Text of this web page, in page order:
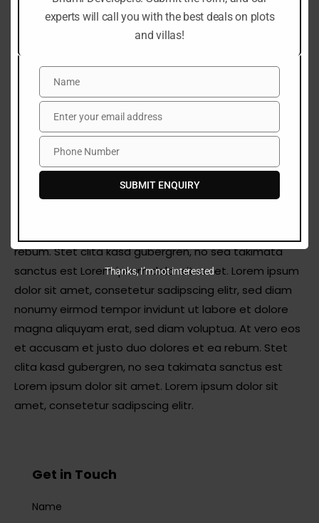
sea takimata sanctus est Lorem ipsum dolor sit amet.
rebum. Stet clita kasd gubergren, no sea takimata
sanctus est Lorem ipsum dolor sit amet. Lorem ipsum
dolor sit amet, consetetur sadipscing elitr, sed diam
nonumy eirmod tempor invidunt ut labore et dolore
magna aliquyam erat, sed diam voluptua. At vero eos
et accusam et justo duo dolores et ea rebum. Stet
clita kasd gubergren, no sea takimata sanctus est
Lorem ipsum dolor sit amet. Lorem ipsum dolor sit
amet, consetetur sadipscing elitr.
Get in Touch
experts will call you with the best deals on plots
and villas!
Name
Name
Email
Enter your email address
Phone
Phone Number
SUBMIT ENQUIRY
Thanks, I’m not interested